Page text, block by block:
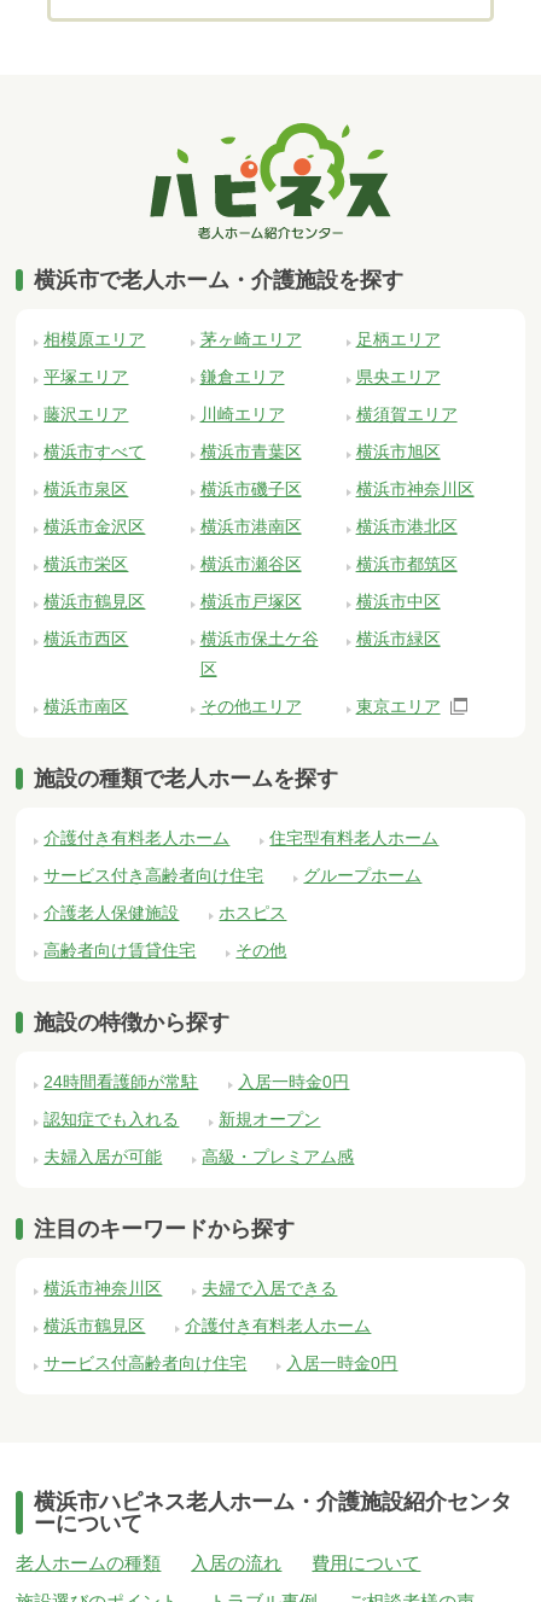
横浜市で老人ホーム・介護施設を探す
相模原エリア 茅ヶ崎エリア
足柄エリア
平塚エリア
鎌倉エリア
県央エリア
藤沢エリア
川崎エリア
横須賀エリア
横浜市すべて
横浜市青葉区
横浜市旭区
横浜市泉区
横浜市磯子区
横浜市神奈川区
横浜市金沢区
横浜市港南区
横浜市港北区
横浜市栄区
横浜市瀬谷区
横浜市都筑区
横浜市鶴見区
横浜市戸塚区
横浜市中区
横浜市西区
横浜市保土ケ谷
区
横浜市緑区
横浜市南区 その他エリア 東京エリア
施設の種類で老人ホームを探す
介護付き有料老人ホーム
住宅型有料老人ホーム
サービス付き高齢者向け住宅
グループホーム
介護老人保健施設
ホスピス
高齢者向け賃貸住宅
その他
施設の特徴から探す
24時間看護師が常駐
入居一時金0円
認知症でも入れる
新規オープン
夫婦入居が可能
高級・プレミアム感
注目のキーワードから探す
横浜市神奈川区
夫婦で入居できる
横浜市鶴見区
介護付き有料老人ホーム
サービス付高齢者向け住宅
入居一時金0円
横浜市ハピネス老人ホーム・介護施設紹介センタ
ーについて
老人ホームの種類 入居の流れ
費用について